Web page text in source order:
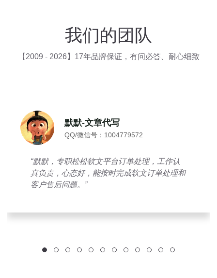
我们的团队
【2009 - 2026】17年品牌保证，有问必答、耐心细致
默默-文章代写
QQ/微信号：1004779572
“默默，专职松松软文平台订单处理，工作认
真负责，心态好，能按时完成软文订单处理和
客户售后问题。”